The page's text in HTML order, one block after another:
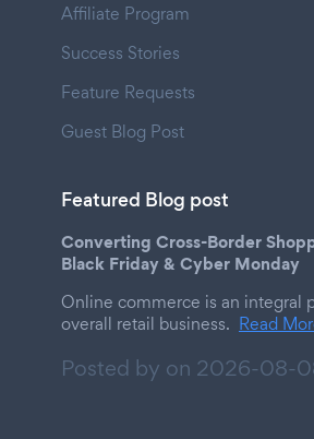
Affiliate Program
Success Stories
Feature Requests
Guest Blog Post
Featured Blog post
Converting Cross-Border
Black Friday & Cyber Monday
Online commerce is an integral
overall retail business. Read
Posted by on 2026-08-